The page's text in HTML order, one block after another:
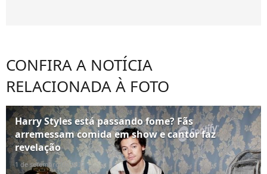
CONFIRA A NOTÍCIA
RELACIONADA À FOTO
Harry Styles está passando fome? Fãs
arremessam comida em show e cantor faz
revelação
1 de setembro de 2022